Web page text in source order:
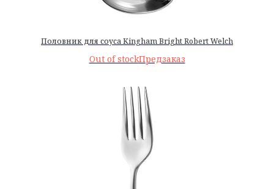
Половник для соуса Kingham Bright Robert Welch
Out of stock